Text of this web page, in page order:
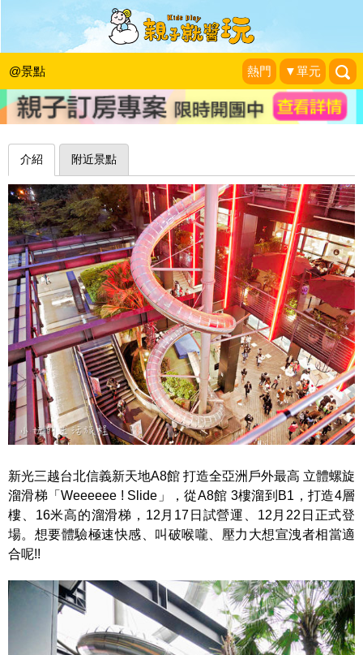
@景點 熱門 ▼單元
亞洲最高螺旋急速溜滑梯，體驗極速快
感～台北Weeeeee！Slides
小妞的生活旅程|2017-12-18
介紹 附近景點
新光三越台北信義新天地A8館 打造全亞洲戶外最高 立體螺旋
溜滑梯「Weeeeee ! Slide」，從A8館 3樓溜到B1，打造4層
樓、16米高的溜滑梯，12月17日試營運、12月22日正式登
場。想要體驗極速快感、叫破喉嚨、壓力大想宣洩者相當適
合呢!!